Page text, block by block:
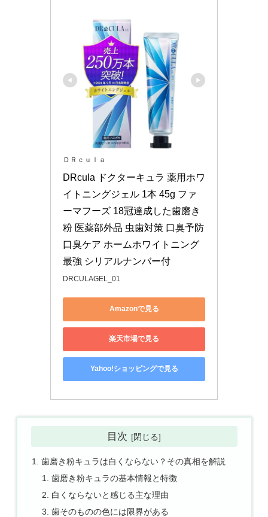
ＤＲｃｕｌａ
DRcula ドクターキュラ 薬用ホワ
イトニングジェル 1本 45g ファ
ーマフーズ 18冠達成した歯磨き
粉 医薬部外品 虫歯対策 口臭予防
口臭ケア ホームホワイトニング
最強 シリアルナンバー付
DRCULAGEL_01
Amazonで見る
楽天市場で見る
Yahoo!ショッピングで見る
目次
歯磨き粉キュラは白くならない？その真相を解説
歯磨き粉キュラの基本情報と特徴
白くならないと感じる主な理由
歯そのものの色には限界がある